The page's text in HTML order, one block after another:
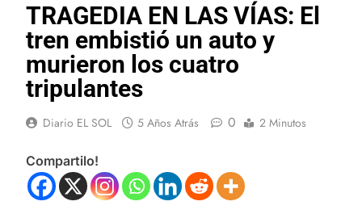
TRAGEDIA EN LAS VÍAS: El
tren embistió un auto y
murieron los cuatro
tripulantes
Diario EL SOL 5 Años Atrás 0 2 Minutos
Compartilo!